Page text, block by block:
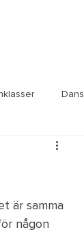
Dans
är samma
någon